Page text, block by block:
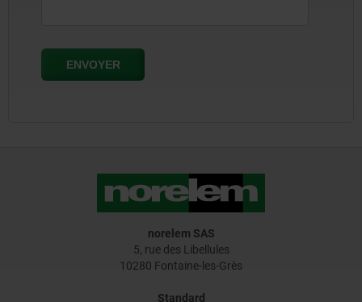
norelem SAS
5, rue des Libellules
10280 Fontaine-les-Grès
Standard